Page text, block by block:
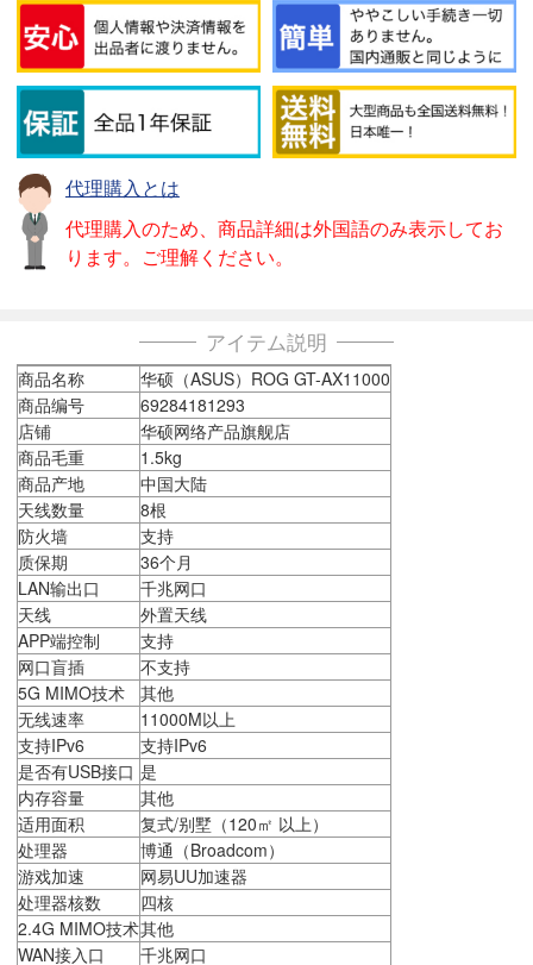
代理購入とは
代理購入のため、商品詳細は外国語のみ表示してお
ります。ご理解ください。
アイテム説明
商品名称
华硕（ASUS）ROG GT-AX11000
商品编号
69284181293
店铺
华硕网络产品旗舰店
商品毛重
1.5kg
商品产地
中国大陆
天线数量
8根
防火墙
支持
质保期
36个月
LAN输出口
千兆网口
天线
外置天线
APP端控制
支持
网口盲插
不支持
5G MIMO技术
其他
无线速率
11000M以上
支持IPv6
支持IPv6
是否有USB接口 是
内存容量
其他
适用面积
复式/别墅（120㎡ 以上）
处理器
博通（Broadcom）
游戏加速
网易UU加速器
处理器核数
四核
2.4G MIMO技术其他
WAN接入口
千兆网口